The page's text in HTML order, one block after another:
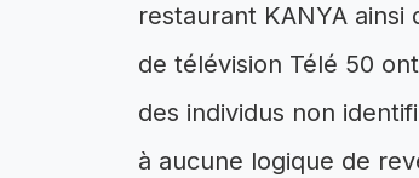
restaurant KANYA
de télévision Télé 50
des individus non
à aucune logique de